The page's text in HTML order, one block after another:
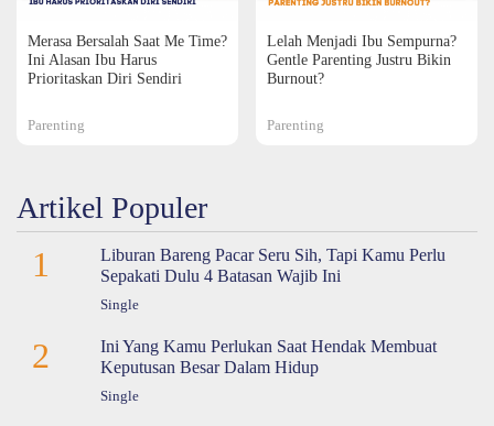
Merasa Bersalah Saat Me Time?
Ini Alasan Ibu Harus
Prioritaskan Diri Sendiri
Parenting
Lelah Menjadi Ibu Sempurna?
Gentle Parenting Justru Bikin
Burnout?
Parenting
Artikel Populer
1
Liburan Bareng Pacar Seru Sih, Tapi Kamu Perlu
Sepakati Dulu 4 Batasan Wajib Ini
Single
2
Ini Yang Kamu Perlukan Saat Hendak Membuat
Keputusan Besar Dalam Hidup
Single